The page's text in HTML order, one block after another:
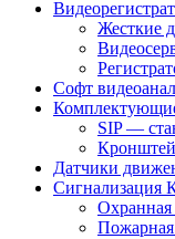
Жесткие
Софт
SIP —
Датчики
Сигнализация
Охранная
Пожарная